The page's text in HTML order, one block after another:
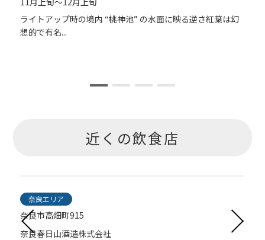
ライトアップ時の境内 “桃神池” の水面に映る逆さ紅葉は幻
想的で有名...
近くの飲食店
奈良エリア
奈良市高畑町915
奈良春日山酒造株式会社